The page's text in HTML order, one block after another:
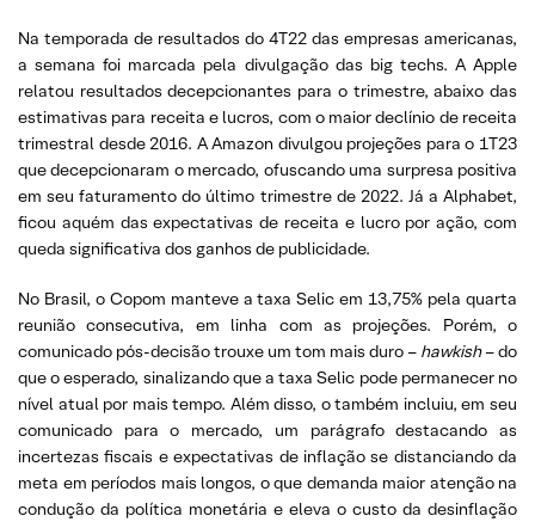
Na temporada de resultados do 4T22 das empresas americanas,
a semana foi marcada pela divulgação das big techs. A Apple
relatou resultados decepcionantes para o trimestre, abaixo das
estimativas para receita e lucros, com o maior declínio de receita
trimestral desde 2016. A Amazon divulgou projeções para o 1T23
que decepcionaram o mercado, ofuscando uma surpresa positiva
em seu faturamento do último trimestre de 2022. Já a Alphabet,
ficou aquém das expectativas de receita e lucro por ação, com
queda significativa dos ganhos de publicidade.
No Brasil, o Copom manteve a taxa Selic em 13,75% pela quarta
reunião consecutiva, em linha com as projeções. Porém, o
comunicado pós-decisão trouxe um tom mais duro – hawkish– do
que o esperado, sinalizando que a taxa Selic pode permanecer no
nível atual por mais tempo. Além disso, o também incluiu, em seu
comunicado para o mercado, um parágrafo destacando as
incertezas fiscais e expectativas de inflação se distanciando da
meta em períodos mais longos, o que demanda maior atenção na
condução da política monetária e eleva o custo da desinflação